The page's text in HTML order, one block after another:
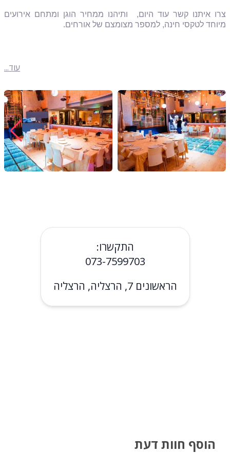
צרו איתנו קשר עוד היום, ותיהנו ממחיר הוגן ומתחם אירועים
מיוחד לטקסי חינה, למספר מצומצם של אורחים.
עוד...
התקשרו:
073-7599703
הראשונים 7, הרצליה, הרצליה
הוסף חוות דעת